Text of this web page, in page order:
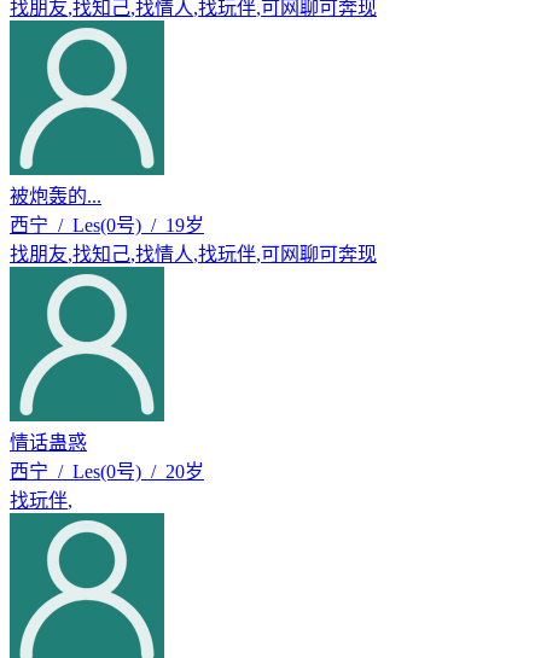
找朋友,找知己,找情人,找玩伴,可网聊可奔现
被炮轰的...
西宁 / Les(0号) / 19岁
找朋友,找知己,找情人,找玩伴,可网聊可奔现
情话蛊惑
西宁 / Les(0号) / 20岁
找玩伴,